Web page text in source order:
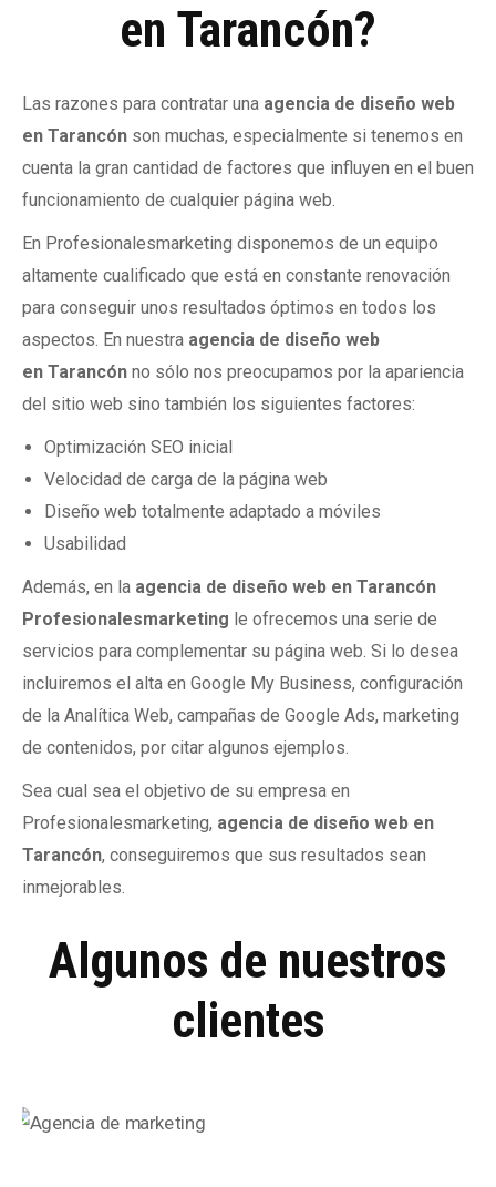
en Tarancón?
Las razones para contratar una agencia de diseño web
en Tarancón son muchas, especialmente si tenemos en
cuenta la gran cantidad de factores que influyen en el buen
funcionamiento de cualquier página web.
En Profesionalesmarketing disponemos de un equipo
altamente cualificado que está en constante renovación
para conseguir unos resultados óptimos en todos los
aspectos. En nuestra agencia de diseño web
en Tarancón no sólo nos preocupamos por la apariencia
del sitio web sino también los siguientes factores:
Optimización SEO inicial
Velocidad de carga de la página web
Diseño web totalmente adaptado a móviles
Usabilidad
Además, en la agencia de diseño web en Tarancón
Profesionalesmarketing le ofrecemos una serie de
servicios para complementar su página web. Si lo desea
incluiremos el alta en Google My Business, configuración
de la Analítica Web, campañas de Google Ads, marketing
de contenidos, por citar algunos ejemplos.
Sea cual sea el objetivo de su empresa en
Profesionalesmarketing, agencia de diseño web en
Tarancón, conseguiremos que sus resultados sean
inmejorables.
Algunos de nuestros
clientes